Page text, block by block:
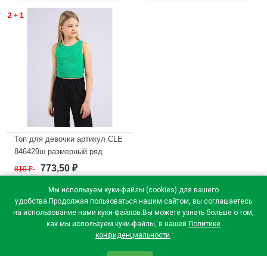
Мы используем куки-файлы (cookies) для вашего
удобства.Продолжая пользоваться нашим сайтом, вы соглашаетесь
на использование нами куки-файлов.Вы можете узнать больше о том,
как мы используем куки-файлы, в нашей Политике
конфиденциальности.
2 + 1
Топ для девочки артикул CLE
846429ш размерный ряд
32/128- 42/158 цвет темно-
зеленый
В наличии
819₽ 773,50 ₽